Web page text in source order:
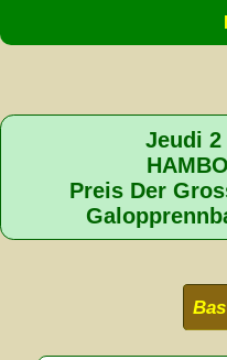
Jeudi
Preis Der